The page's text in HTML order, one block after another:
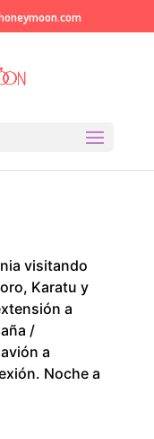
visitando
Karatu y
a
/
a
Noche a